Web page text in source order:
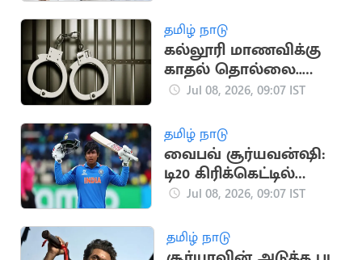
தமிழ் நாடு
கல்லூரி மாணவிக்கு
காதல் தொல்லை..
சமையல்காரரை கைது
படை போலீசார்
Jul 08, 2026, 09:07 IST
தமிழ் நாடு
வைபவ் சூர்யவன்ஷி:
டி20 கிரிக்கெட்டில்
இந்திய அணியின்
Jul 08, 2026, 09:07 IST
தமிழ் நாடு